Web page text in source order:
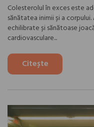
Colesterolul în exces este
sănătatea inimii și a
echilibrate și sănătoase
cardiovasculare...
Citește